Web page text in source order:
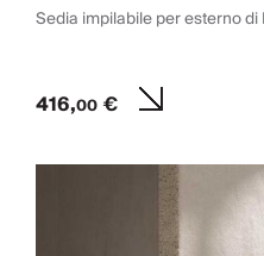
Sedia impilabile per esterno
416,00€